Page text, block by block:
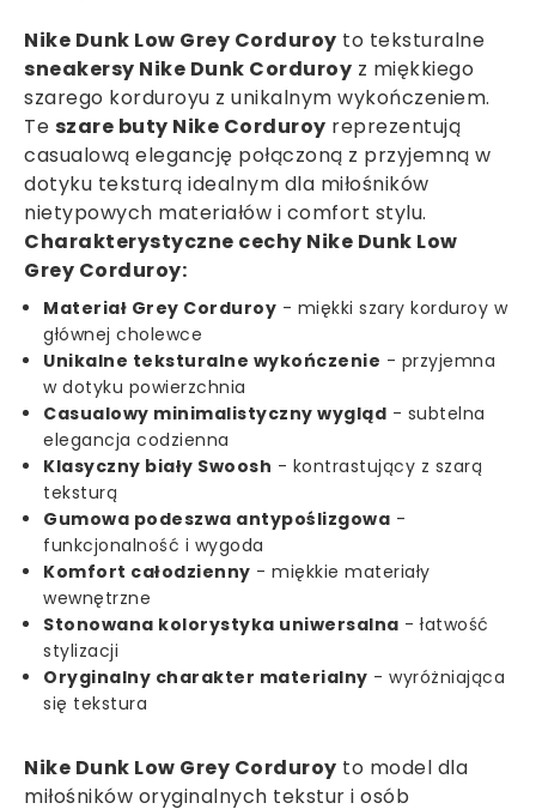
Nike Dunk Low Grey Corduroy to teksturalne
sneakersy Nike Dunk Corduroy z miękkiego
szarego korduroyu z unikalnym wykończeniem.
Te szare buty Nike Corduroy reprezentują
casualową elegancję połączoną z przyjemną w
dotyku teksturą idealnym dla miłośników
nietypowych materiałów i comfort stylu.
Charakterystyczne cechy Nike Dunk Low
Grey Corduroy:
Materiał Grey Corduroy - miękki szary korduroy w
głównej cholewce
Unikalne teksturalne wykończenie - przyjemna
w dotyku powierzchnia
Casualowy minimalistyczny wygląd - subtelna
elegancja codzienna
Klasyczny biały Swoosh - kontrastujący z szarą
teksturą
Gumowa podeszwa antypoślizgowa -
funkcjonalność i wygoda
Komfort całodzienny - miękkie materiały
wewnętrzne
Stonowana kolorystyka uniwersalna - łatwość
stylizacji
Oryginalny charakter materialny - wyróżniająca
się tekstura
Nike Dunk Low Grey Corduroy to model dla
miłośników oryginalnych tekstur i osób